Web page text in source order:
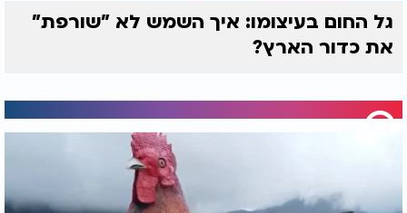
גל החום בעיצומו: איך השמש לא "שורפת"
את כדור הארץ?